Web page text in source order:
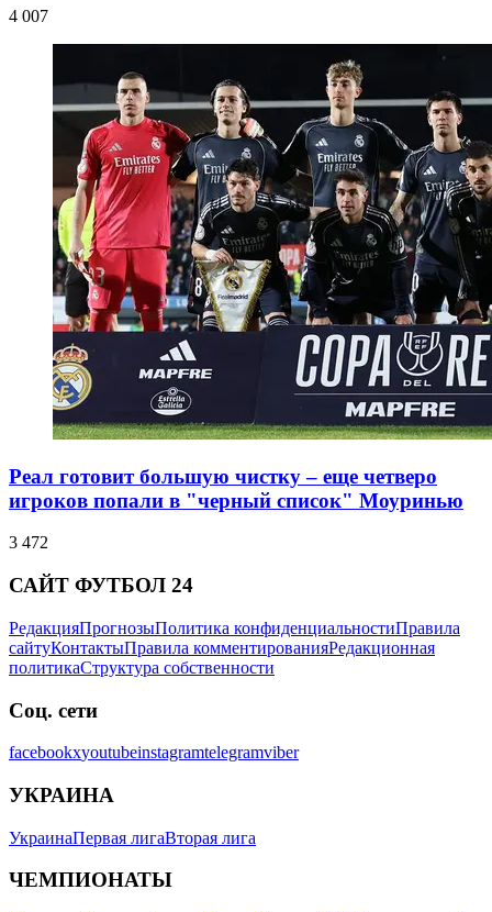
4 007
Реал готовит большую чистку – еще четверо
игроков попали в "черный список" Моуринью
3 472
САЙТ ФУТБОЛ 24
РедакцияПрогнозыПолитика конфиденциальностиПравила
сайтуКонтактыПравила комментированияРедакционная
политикаСтруктура собственности
Соц. сети
facebookxyoutubeinstagramtelegramviber
УКРАИНА
УкраинаПервая лигаВторая лига
ЧЕМПИОНАТЫ